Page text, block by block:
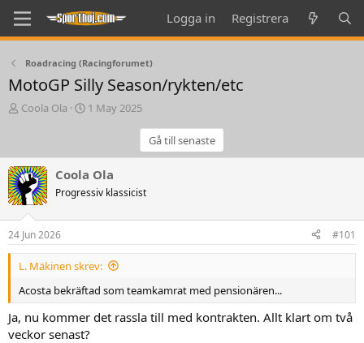
Logga in Registrera
Roadracing (Racingforumet)
MotoGP Silly Season/rykten/etc
T
a
d
s
t
a
r
t
e
Coola Ola
S
d
a
e
1 May 2025
Gå till senaste
Coola Ola
Progressiv klassicist
24 Jun 2026 #101
L. Mäkinen skrev:
Acosta bekräftad som teamkamrat med pensionären...
Ja, nu kommer det rassla till med kontrakten. Allt klart om två
veckor senast?